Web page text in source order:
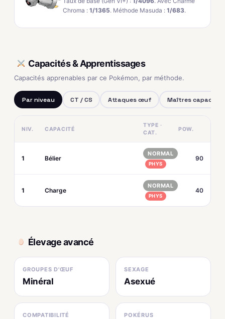
Chroma : 1/1365. Méthode Masuda : 1/683.
Capacités & Apprentissages
Capacités apprenables par ce Pokémon, par méthode.
Par niveau CT / CS Attaques œuf Maîtres capacités
NIV. CAPACITÉ
TYPE ·
CAT.
POW.
1 Bélier
NORMAL
PHYS
90
1 Charge
NORMAL
PHYS
40
Élevage avancé
GROUPES D'ŒUF
Minéral
SEXAGE
Asexué
COMPATIBILITÉ
POKÉRUS